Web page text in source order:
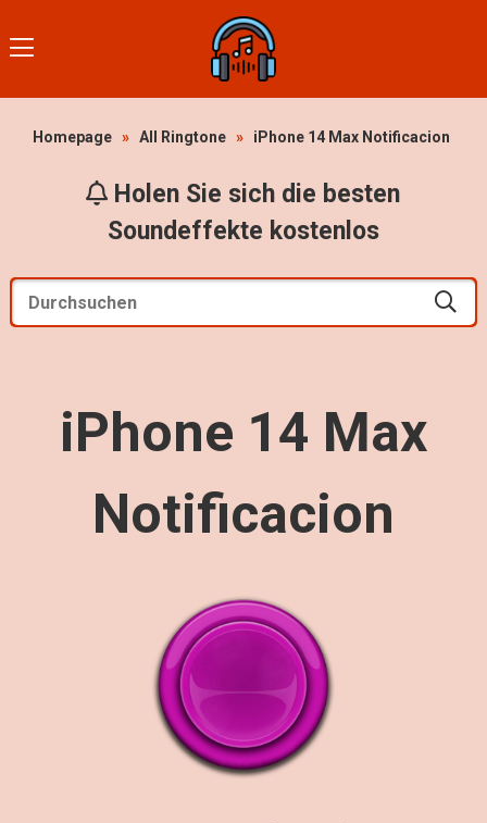
Homepage » All Ringtone » iPhone 14 Max Notificacion
Holen Sie sich die besten
Soundeffekte kostenlos
iPhone 14 Max
Notificacion